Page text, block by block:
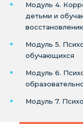
Модуль 4.
детьми и
Модуль 5.
обучающихся
Модуль 6.
Модуль 7.